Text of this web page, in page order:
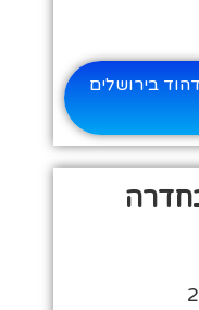
בירושלים